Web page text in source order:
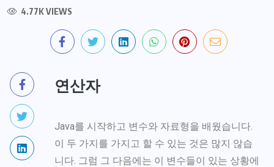
4.77K VIEWS
연산자
Java를 시작하고 변수와 자료형을 배웠습니다.
이 두 가지를 가지고 할 수 있는 것은 많지 않습
니다. 그럼 그 다음에는 이 변수들이 있는 상황에